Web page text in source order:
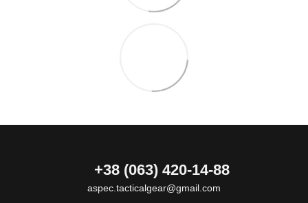
+38 (063) 420-14-88
aspec.tacticalgear@gmail.com